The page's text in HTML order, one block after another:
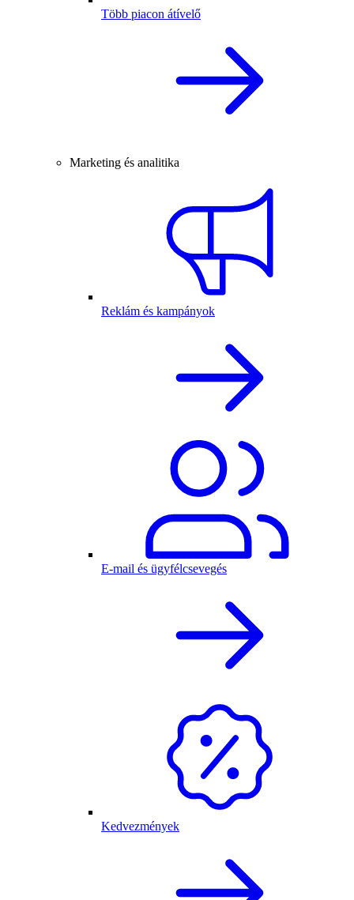
Több piacon átívelő
Marketing és analitika
Reklám és kampányok
E-mail és ügyfélcsevegés
Kedvezmények